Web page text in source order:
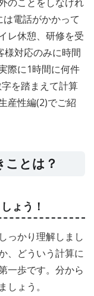
電話がかかって
レ休憩、研修を受
様対応のみに時間
際に1時間に何件
を踏まえて計算
産性編(2)でご紹
ことは？
ょう！
っかり理解しまし
、どういう計算に
一歩です。分から
ょう。